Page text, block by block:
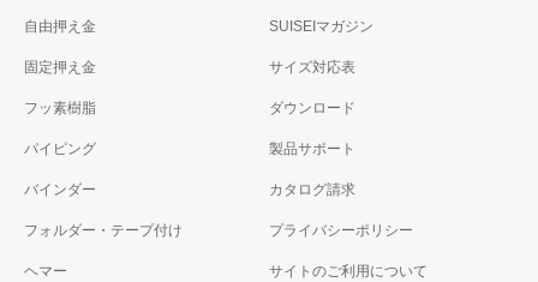
き押え金
SRシリーズ KZタイプ
え金
SLCシリーズ
自由押え金
固定押え金
フッ素樹脂
パイピング
バインダー
フォルダー・テープ付け
ヘマー
SUISEIマガジン
サイズ対応表
ダウンロード
製品サポート
カタログ請求
プライバシーポリシー
サイトのご利用について